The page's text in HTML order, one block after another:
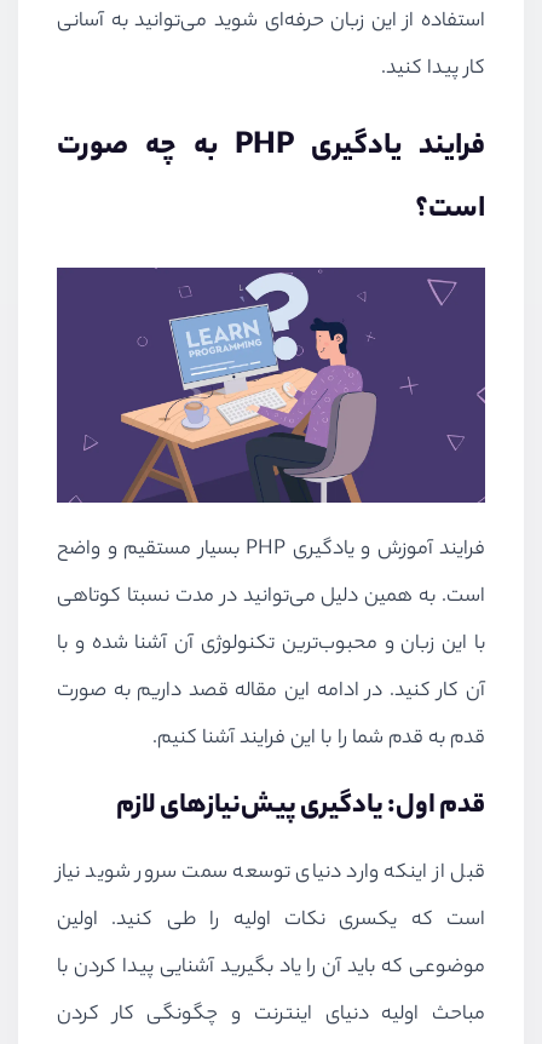
استفاده از این زبان حرفه‌ای شوید می‌توانید به آسانی
کار پیدا کنید.
فرایند یادگیری PHP به چه صورت
است؟
فرایند آموزش و یادگیری PHP بسیار مستقیم و واضح
است. به همین دلیل می‌توانید در مدت نسبتا کوتاهی
با این زبان و محبوب‌ترین تکنولوژی آن آشنا شده و با
آن کار کنید. در ادامه این مقاله قصد داریم به صورت
قدم به قدم شما را با این فرایند آشنا کنیم.
قدم اول: یادگیری پیش‌نیازهای لازم
قبل از اینکه وارد دنیای توسعه سمت سرور شوید نیاز
است که یکسری نکات اولیه را طی کنید. اولین
موضوعی که باید آن را یاد بگیرید آشنایی پیدا کردن با
مباحث اولیه دنیای اینترنت و چگونگی کار کردن